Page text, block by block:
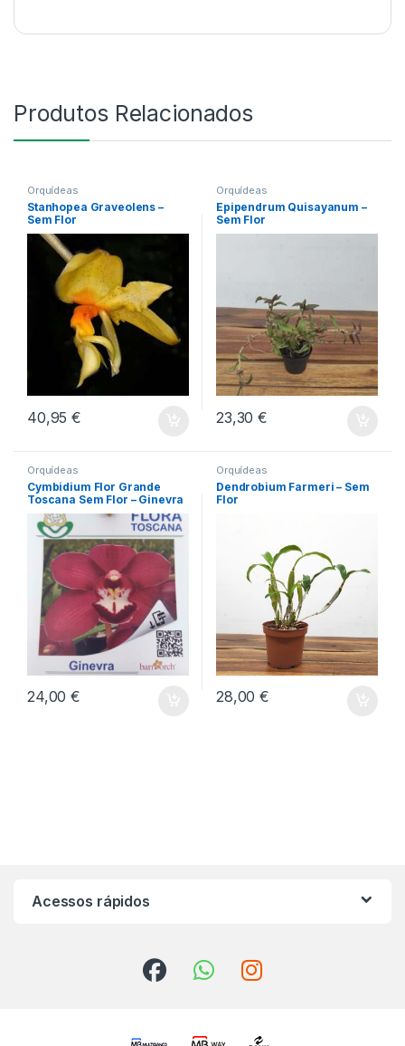
Produtos Relacionados
Orquídeas
Stanhopea Graveolens –
Sem Flor
40,95€
Orquídeas
Epipendrum Quisayanum –
Sem Flor
23,30€
Orquídeas
Cymbidium Flor Grande
Toscana Sem Flor – Ginevra
24,00€
Orquídeas
Dendrobium Farmeri – Sem
Flor
28,00€
Acessos rápidos